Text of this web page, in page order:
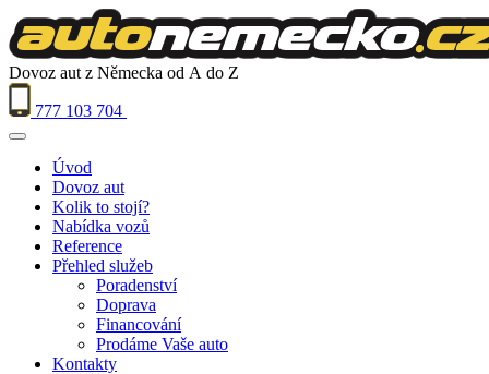
Dovoz aut z Německa od A do Z
777 103 704
Úvod
Dovoz aut
Kolik to stojí?
Nabídka vozů
Reference
Přehled služeb
Poradenství
Doprava
Financování
Prodáme Vaše auto
Kontakty